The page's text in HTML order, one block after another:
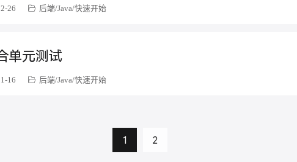
26 后端 Java 快速开始
单元测试
16 后端 Java 快速开始
1 2